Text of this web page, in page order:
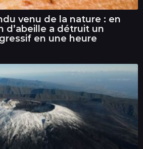
venu de la nature : en
d’abeille a détruit un
en une heure